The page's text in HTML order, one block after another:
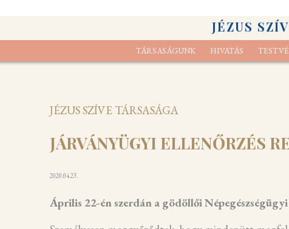
JÉZUS
TÁRSASÁGUNK HIVATÁS
JÉZUS SZÍVE TÁRSASÁGA
JÁRVÁNYÜGYI ELLENŐRZÉS
2020.04.23.
Április 22-én szerdán a gödöllői